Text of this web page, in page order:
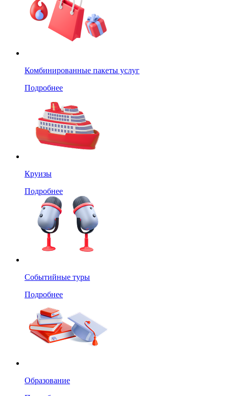
Комбинированные пакеты услуг
Подробнее
Круизы
Подробнее
Событийные туры
Подробнее
Образование